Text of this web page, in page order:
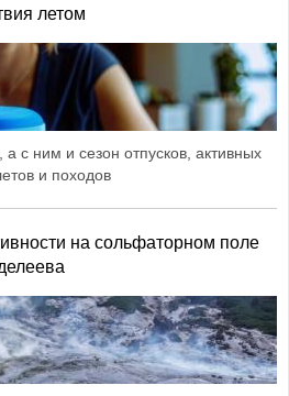
летом
а с ним и сезон отпусков, активных
и походов
на сольфаторном поле